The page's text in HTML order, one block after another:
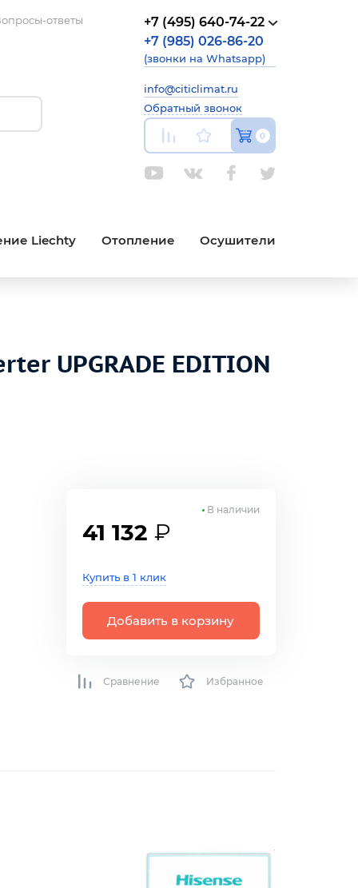
ответы
+7 (495) 640-74-22
+7 (985) 026-86-20
(звонки на Whatsapp)
info@citiclimat.ru
Обратный звонок
0
Liechty Отопление Осушители
UPGRADE EDITION
41 132 ₽
Купить в 1 клик
Добавить в корзину
В наличии
Сравнение Избранное